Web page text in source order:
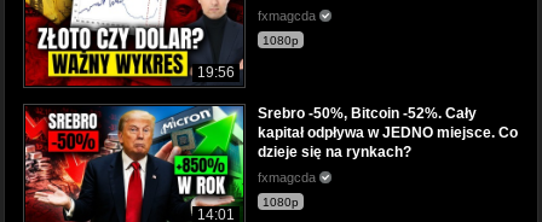
19:56
fxmagcda
1080p
14:01
Srebro -50%, Bitcoin -52%. Cały
kapitał odpływa w JEDNO miejsce. Co
dzieje się na rynkach?
fxmagcda
1080p